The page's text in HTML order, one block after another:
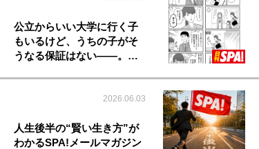
公立からいい大学に行く子
もいるけど、うちの子がそ
うなる保証はない――。…
2026.06.03
人生後半の“賢い生き方”が
わかるSPA!メールマガジン